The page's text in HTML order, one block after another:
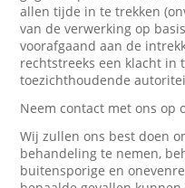
allen tijde in te trekken
van de verwerking op
voorafgaand aan de
rechtstreeks een klacht in
toezichthoudende
Neem contact met ons op
Wij zullen ons best doen
behandeling te nemen,
buitensporige en